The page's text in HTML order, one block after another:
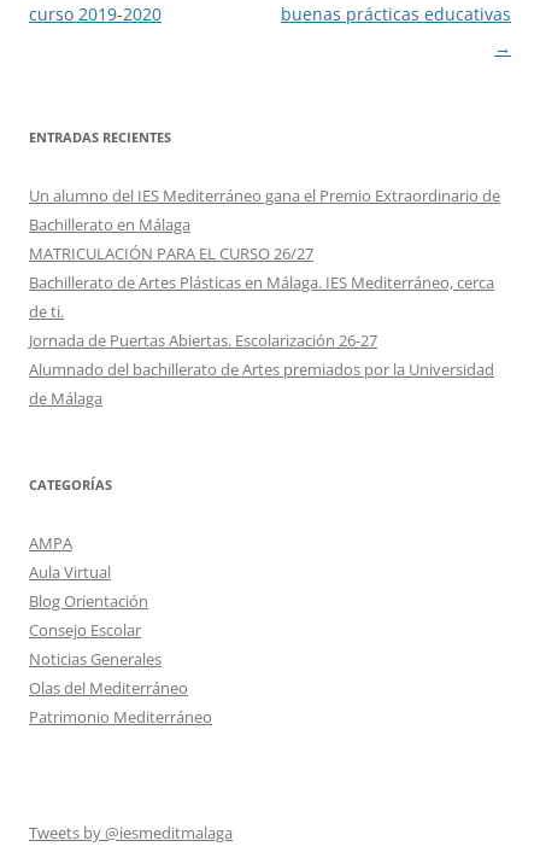
de
curso 2019-2020
buenas prácticas educativas
→
ENTRADAS RECIENTES
Un alumno del IES Mediterráneo gana el Premio Extraordinario de
Bachillerato en Málaga
MATRICULACIÓN PARA EL CURSO 26/27
Bachillerato de Artes Plásticas en Málaga. IES Mediterráneo, cerca
de ti.
Jornada de Puertas Abiertas. Escolarización 26-27
Alumnado del bachillerato de Artes premiados por la Universidad
de Málaga
CATEGORÍAS
AMPA
Aula Virtual
Blog Orientación
Consejo Escolar
Noticias Generales
Olas del Mediterráneo
Patrimonio Mediterráneo
Tweets by @iesmeditmalaga